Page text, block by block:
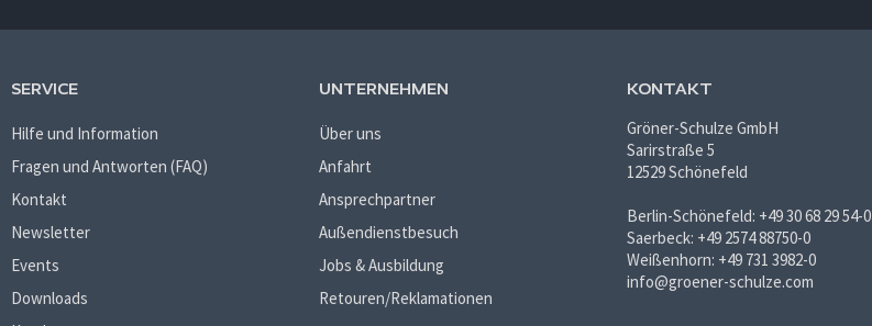
SERVICE
Hilfe und Information
Fragen und Antworten (FAQ)
Kontakt
Newsletter
Events
Downloads
UNTERNEHMEN
Über uns
Anfahrt
Ansprechpartner
Außendienstbesuch
Jobs & Ausbildung
Retouren/Reklamationen
KONTAKT
Gröner-Schulze GmbH
Sarirstraße 5
12529 Schönefeld
Berlin-Schönefeld: +49 30 68 29 54-0
Saerbeck: +49 2574 88750-0
Weißenhorn: +49 731 3982-0
info@groener-schulze.com